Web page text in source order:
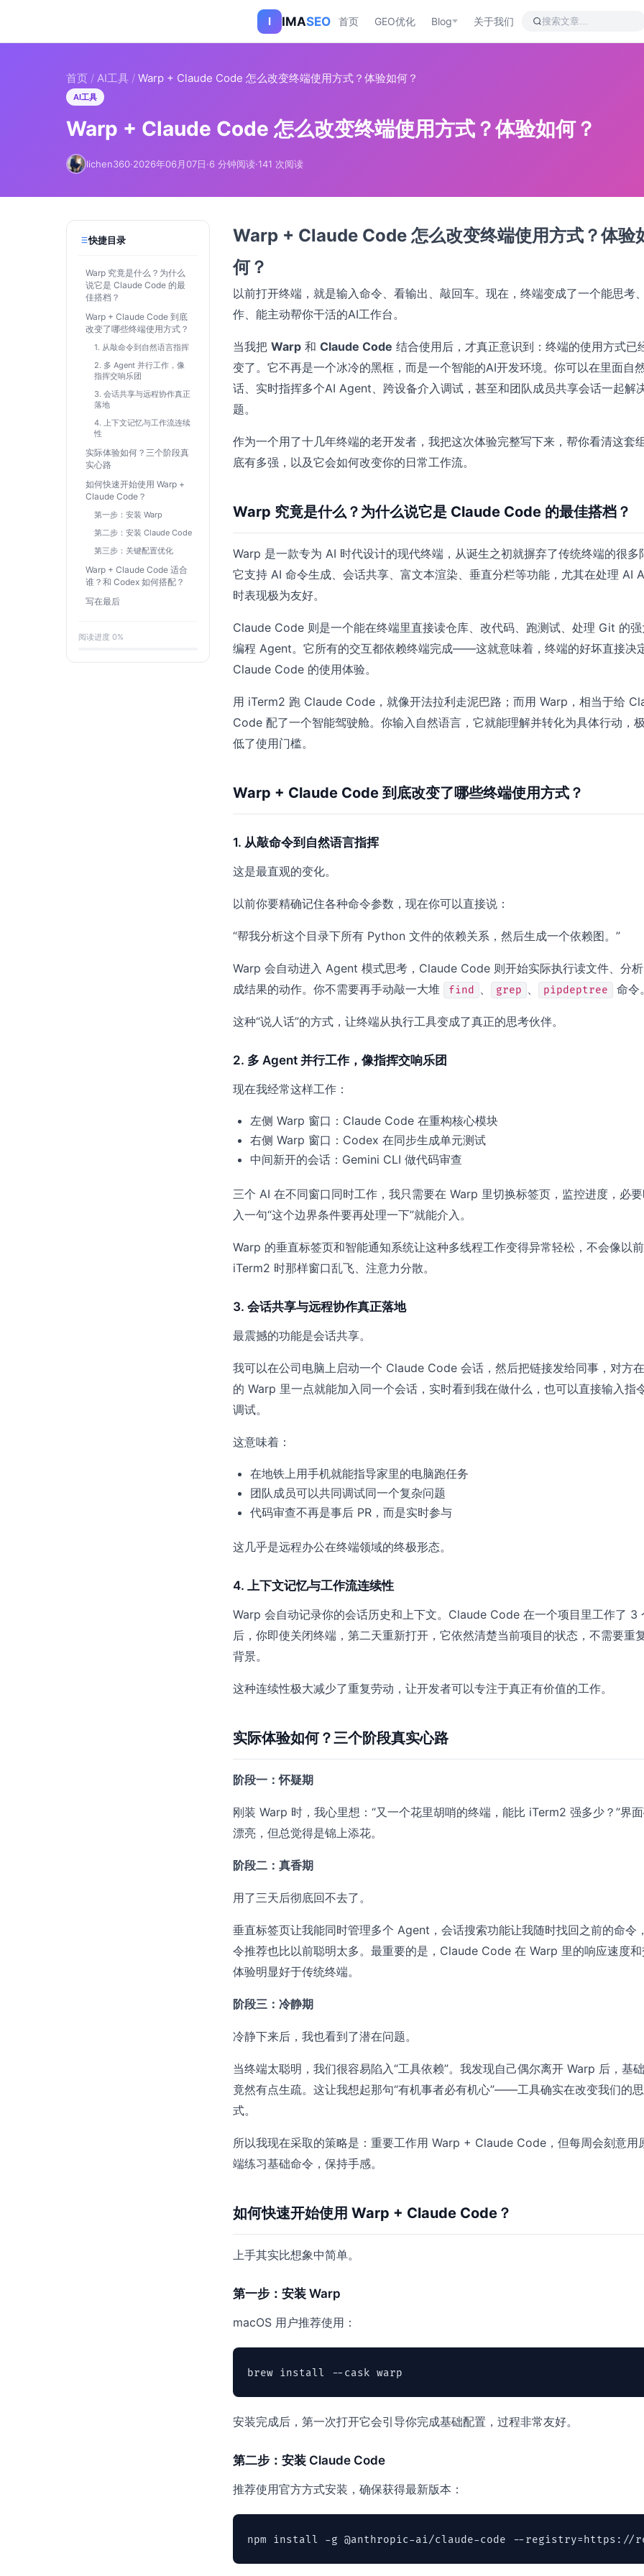
I IMASEO 首页 GEO优化 Blog 关于我们
首页 / AI工具 / Warp + Claude Code 怎么改变终端使用方式？体验如何？
AI工具
Warp + Claude Code 怎么改变终端使用方式？体验如何？
lichen360·2026年06月07日·6 分钟阅读·141 次阅读
快捷目录
Warp 究竟是什么？为什么
说它是 Claude Code 的最
佳搭档？
Warp + Claude Code 到底
改变了哪些终端使用方式？
1. 从敲命令到自然语言指挥
2. 多 Agent 并行工作，像
指挥交响乐团
3. 会话共享与远程协作真正
落地
4. 上下文记忆与工作流连续
性
实际体验如何？三个阶段真
实心路
如何快速开始使用 Warp +
Claude Code？
第一步：安装 Warp
第二步：安装 Claude Code
第三步：关键配置优化
Warp + Claude Code 适合
谁？和 Codex 如何搭配？
写在最后
阅读进度 0%
Warp + Claude Code 怎么改变终端使用方式？体验
何？
以前打开终端，就是输入命令、看输出、敲回车。现在，终端变成了一个能思考
作、能主动帮你干活的AI工作台。
当我把 Warp 和 Claude Code 结合使用后，才真正意识到：终端的使用方式已
变了。它不再是一个冰冷的黑框，而是一个智能的AI开发环境。你可以在里面自
话、实时指挥多个AI Agent、跨设备介入调试，甚至和团队成员共享会话一起解
题。
作为一个用了十几年终端的老开发者，我把这次体验完整写下来，帮你看清这套
底有多强，以及它会如何改变你的日常工作流。
Warp 究竟是什么？为什么说它是 Claude Code 的最佳搭档？
Warp 是一款专为 AI 时代设计的现代终端，从诞生之初就摒弃了传统终端的很多
它支持 AI 命令生成、会话共享、富文本渲染、垂直分栏等功能，尤其在处理 AI
时表现极为友好。
Claude Code 则是一个能在终端里直接读仓库、改代码、跑测试、处理 Git 的强
编程 Agent。它所有的交互都依赖终端完成——这就意味着，终端的好坏直接决
Claude Code 的使用体验。
用 iTerm2 跑 Claude Code，就像开法拉利走泥巴路；而用 Warp，相当于给
Code 配了一个智能驾驶舱。你输入自然语言，它就能理解并转化为具体行动，
低了使用门槛。
Warp + Claude Code 到底改变了哪些终端使用方式？
1. 从敲命令到自然语言指挥
这是最直观的变化。
以前你要精确记住各种命令参数，现在你可以直接说：
“帮我分析这个目录下所有 Python 文件的依赖关系，然后生成一个依赖图。”
Warp 会自动进入 Agent 模式思考，Claude Code 则开始实际执行读文件、分
成结果的动作。你不需要再手动敲一大堆
find 、 grep 、 pipdeptree 命令。
这种“说人话”的方式，让终端从执行工具变成了真正的思考伙伴。
2. 多 Agent 并行工作，像指挥交响乐团
现在我经常这样工作：
左侧 Warp 窗口：Claude Code 在重构核心模块
右侧 Warp 窗口：Codex 在同步生成单元测试
中间新开的会话：Gemini CLI 做代码审查
三个 AI 在不同窗口同时工作，我只需要在 Warp 里切换标签页，监控进度，必
入一句“这个边界条件要再处理一下”就能介入。
Warp 的垂直标签页和智能通知系统让这种多线程工作变得异常轻松，不会像以
iTerm2 时那样窗口乱飞、注意力分散。
3. 会话共享与远程协作真正落地
最震撼的功能是会话共享。
我可以在公司电脑上启动一个 Claude Code 会话，然后把链接发给同事，对方
的 Warp 里一点就能加入同一个会话，实时看到我在做什么，也可以直接输入指
调试。
这意味着：
在地铁上用手机就能指导家里的电脑跑任务
团队成员可以共同调试同一个复杂问题
代码审查不再是事后 PR，而是实时参与
这几乎是远程办公在终端领域的终极形态。
4. 上下文记忆与工作流连续性
Warp 会自动记录你的会话历史和上下文。Claude Code 在一个项目里工作了 3
后，你即使关闭终端，第二天重新打开，它依然清楚当前项目的状态，不需要重
背景。
这种连续性极大减少了重复劳动，让开发者可以专注于真正有价值的工作。
实际体验如何？三个阶段真实心路
阶段一：怀疑期
刚装 Warp 时，我心里想：“又一个花里胡哨的终端，能比 iTerm2 强多少？”界
漂亮，但总觉得是锦上添花。
阶段二：真香期
用了三天后彻底回不去了。
垂直标签页让我能同时管理多个 Agent，会话搜索功能让我随时找回之前的命令
令推荐也比以前聪明太多。最重要的是，Claude Code 在 Warp 里的响应速度和
体验明显好于传统终端。
阶段三：冷静期
冷静下来后，我也看到了潜在问题。
当终端太聪明，我们很容易陷入“工具依赖”。我发现自己偶尔离开 Warp 后，基
竟然有点生疏。这让我想起那句“有机事者必有机心”——工具确实在改变我们的
式。
所以我现在采取的策略是：重要工作用 Warp + Claude Code，但每周会刻意用
端练习基础命令，保持手感。
如何快速开始使用 Warp + Claude Code？
上手其实比想象中简单。
第一步：安装 Warp
macOS 用户推荐使用：
安装完成后，第一次打开它会引导你完成基础配置，过程非常友好。
第二步：安装 Claude Code
推荐使用官方方式安装，确保获得最新版本：